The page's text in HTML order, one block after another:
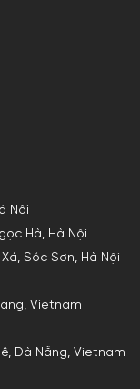
Nội
Hà, Hà Nội
Sóc Sơn, Hà Nội
Vietnam
Đà Nẵng, Vietnam